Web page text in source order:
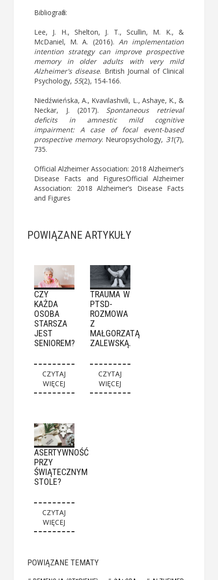
Bibliografia:
Lee, J. H., Shelton, J. T., Scullin, M. K., &
McDaniel, M. A. (2016). An implementation
intention strategy can improve prospective
memory in older adults with very mild
Alzheimer's disease. British Journal of Clinical
Psychology, 55(2), 154-166.
Niedźwieńska, A., Kvavilashvili, L., Ashaye, K., &
Neckar, J. (2017). Spontaneous retrieval
deficits in amnestic mild cognitive
impairment: A case of focal event-based
prospective memory. Neuropsychology,31(7),
735.
Official Alzheimer Association: 2018 Alzheimer’s
Disease Facts and FiguresOfficial Alzheimer
Association: 2018 Alzheimer’s Disease Facts
and Figures
POWIĄZANE ARTYKUŁY
CZY
KAŻDA
OSOBA
STARSZA
JEST
SENIOREM?
CZYTAJ
WIĘCEJ
TRAUMA W
PTSD-
ROZMOWA
Z
MAŁGORZATĄ
ZALEWSKĄ.
CZYTAJ
WIĘCEJ
ASERTYWNOŚĆ
PRZY
ŚWIĄTECZNYM
STOLE?
CZYTAJ
WIĘCEJ
POWIĄZANE TEMATY